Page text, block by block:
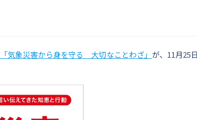
「気象災害から身を守る 大切なことわざ」 が、11月25